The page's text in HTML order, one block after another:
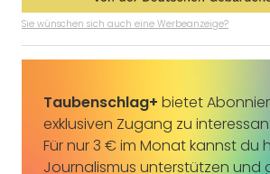
Sie wünschen sich auch eine Werbeanzeige?
Taubenschlag+ bietet
exklusiven Zugang zu
Für nur 3 € im Monat kannst du
Journalismus unterstützen und